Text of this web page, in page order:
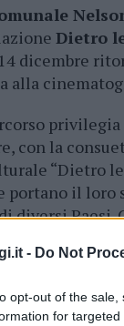
- Do Not
opt-out of the
for
Dietro
dicembre
con la
“Dietro
il loro
diversi Paesi.
e